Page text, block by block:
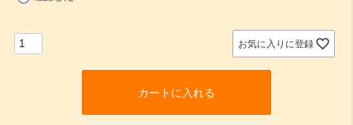
お気に入りに登録
カートに入れる